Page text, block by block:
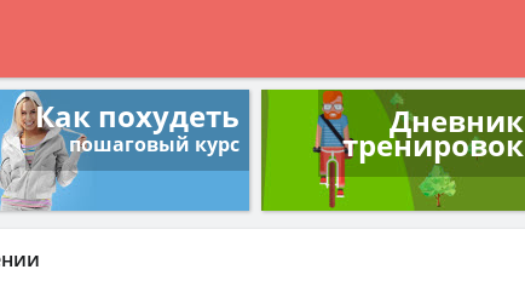
Как похудеть
пошаговый курс
Дневник
тренировок